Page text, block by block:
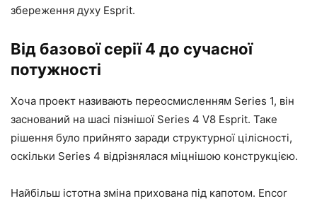
збереження духу Esprit.
Від базової серії 4 до сучасної
потужності
Хоча проект називають переосмисленням Series 1, він
заснований на шасі пізнішої Series 4 V8 Esprit. Таке
рішення було прийнято заради структурної цілісності,
оскільки Series 4 відрізнялася міцнішою конструкцією.
Найбільш істотна зміна прихована під капотом. Encor